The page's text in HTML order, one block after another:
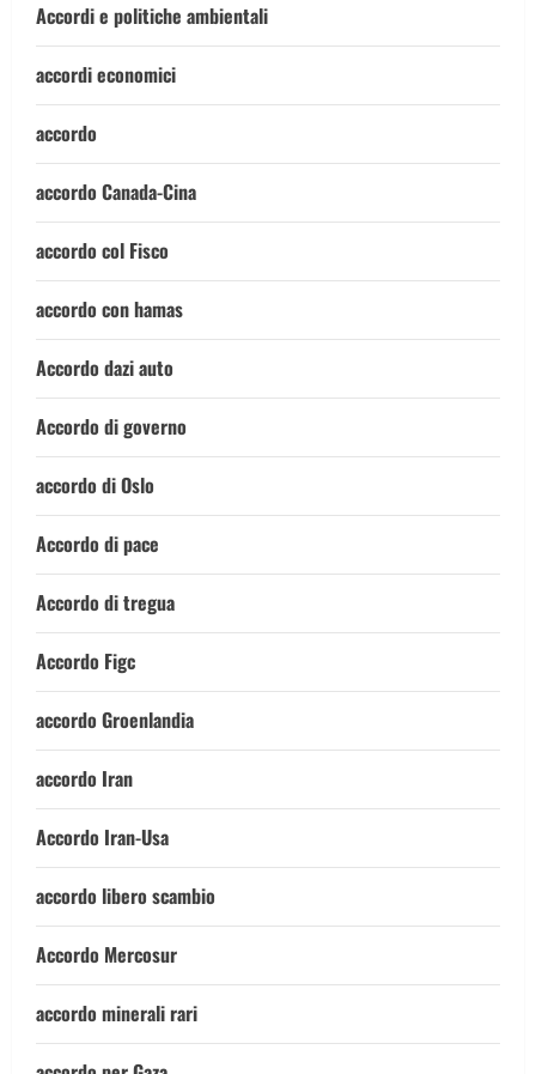
Accordi e politiche ambientali
accordi economici
accordo
accordo Canada-Cina
accordo col Fisco
accordo con hamas
Accordo dazi auto
Accordo di governo
accordo di Oslo
Accordo di pace
Accordo di tregua
Accordo Figc
accordo Groenlandia
accordo Iran
Accordo Iran-Usa
accordo libero scambio
Accordo Mercosur
accordo minerali rari